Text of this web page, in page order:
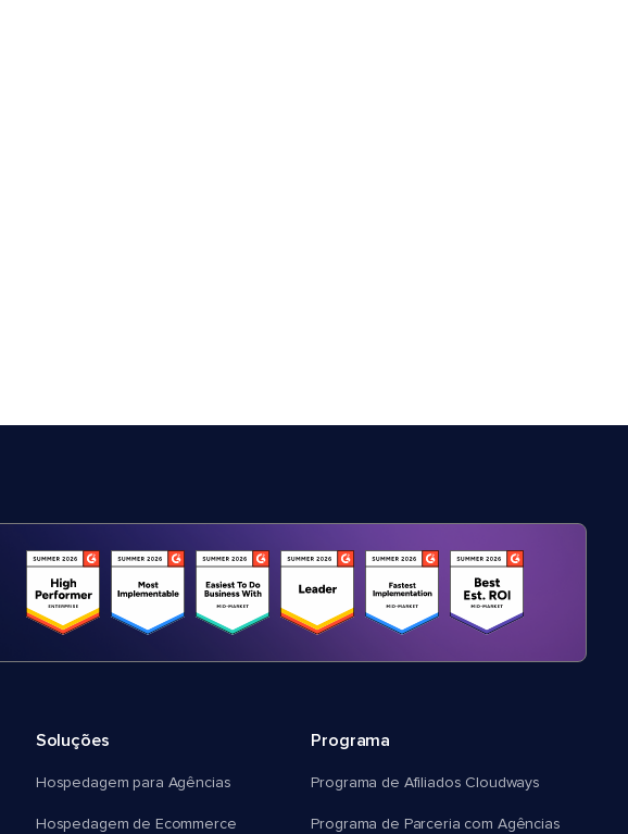
Soluções
Hospedagem para Agências
Hospedagem de Ecommerce
Programa
Programa de Afiliados Cloudways
Programa de Parceria com Agências